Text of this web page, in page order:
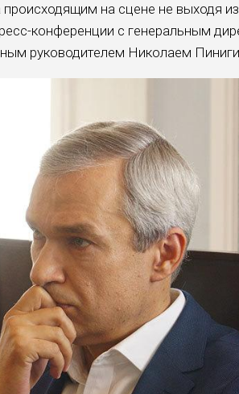
на сцене не выходя
конференции с генеральным
руководителем Николаем